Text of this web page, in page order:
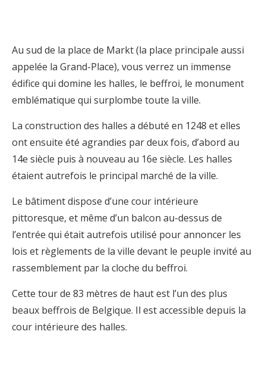
Au sud de la place de Markt (la place principale aussi
appelée la Grand-Place), vous verrez un immense
édifice qui domine les halles, le beffroi, le monument
emblématique qui surplombe toute la ville.
La construction des halles a débuté en 1248 et elles
ont ensuite été agrandies par deux fois, d’abord au
14e siècle puis à nouveau au 16e siècle. Les halles
étaient autrefois le principal marché de la ville.
Le bâtiment dispose d’une cour intérieure
pittoresque, et même d’un balcon au-dessus de
l’entrée qui était autrefois utilisé pour annoncer les
lois et règlements de la ville devant le peuple invité au
rassemblement par la cloche du beffroi.
Cette tour de 83 mètres de haut est l’un des plus
beaux beffrois de Belgique. Il est accessible depuis la
cour intérieure des halles.